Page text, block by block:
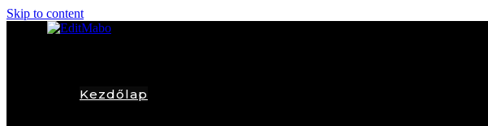
Skip to content
Kezdőlap